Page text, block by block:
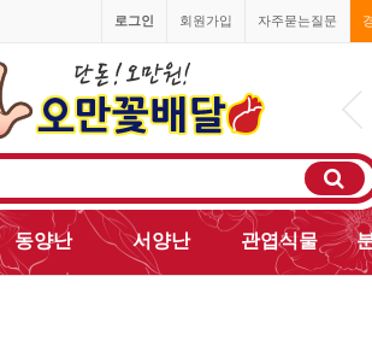
자주묻는질문
회원가입
로그인
1666-0055
동양난 서양난 관엽식물